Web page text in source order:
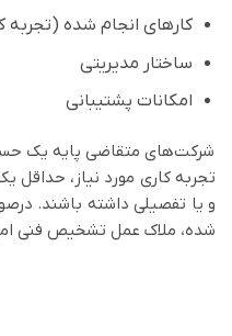
کارهای انجام شده (تجربه
ساختار مدیریتی
امکانات پشتیبانی
شرکت‌های متقاضی پایه یک
تجربه کاری مورد نیاز، حداقل
و یا تفصیلی داشته باشند.
شده، ملاک عمل تشخیص فنی